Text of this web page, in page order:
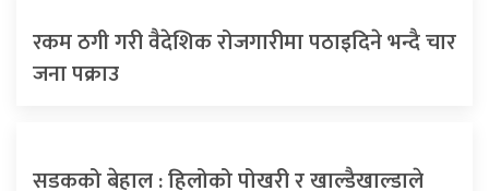
रकम ठगी गरी वैदेशिक रोजगारीमा पठाइदिने भन्दै चार
जना पक्राउ
सडकको बेहाल : हिलोको पोखरी र खाल्डैखाल्डाले